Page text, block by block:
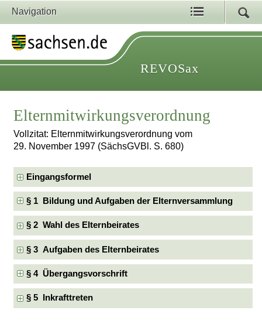
Navigation
REVOSax
Elternmitwirkungsverordnung
Vollzitat: Elternmitwirkungsverordnung vom
29. November 1997 (SächsGVBl. S. 680)
Eingangsformel
§ 1 Bildung und Aufgaben der Elternversammlung
§ 2 Wahl des Elternbeirates
§ 3 Aufgaben des Elternbeirates
§ 4 Übergangsvorschrift
§ 5 Inkrafttreten